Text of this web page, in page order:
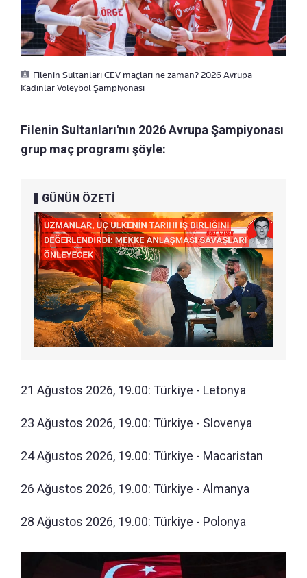
Filenin Sultanları CEV maçları ne zaman? 2026 Avrupa
Kadınlar Voleybol Şampiyonası
Filenin Sultanları'nın 2026 Avrupa Şampiyonası
grup maç programı şöyle:
GÜNÜN ÖZETİ
21 Ağustos 2026, 19.00: Türkiye - Letonya
23 Ağustos 2026, 19.00: Türkiye - Slovenya
24 Ağustos 2026, 19.00: Türkiye - Macaristan
26 Ağustos 2026, 19.00: Türkiye - Almanya
28 Ağustos 2026, 19.00: Türkiye - Polonya